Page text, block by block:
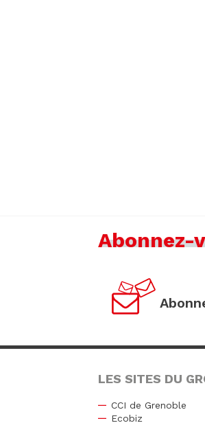
Abonnez-
LES SITES DU
CCI de Grenoble
Ecobiz